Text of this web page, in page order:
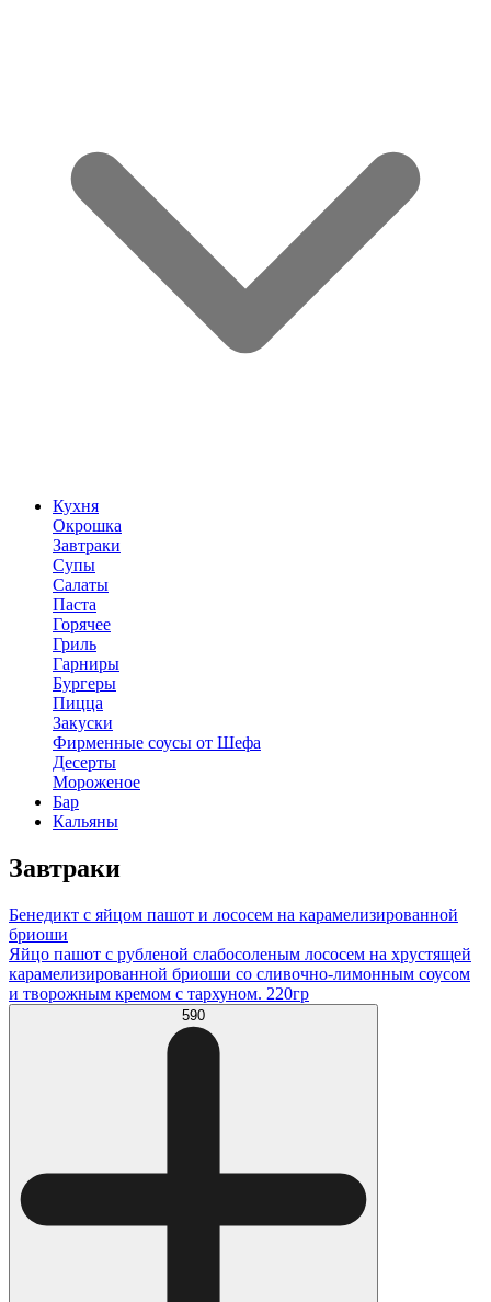
Кухня
Окрошка
Завтраки
Супы
Салаты
Паста
Горячее
Гриль
Гарниры
Бургеры
Пицца
Закуски
Фирменные соусы от Шефа
Десерты
Мороженое
Бар
Кальяны
Завтраки
Бенедикт с яйцом пашот и лососем на карамелизированной
бриоши
Яйцо пашот с рубленой слабосоленым лососем на хрустящей
карамелизированной бриоши со сливочно-лимонным соусом
и творожным кремом с тархуном. 220гр
590